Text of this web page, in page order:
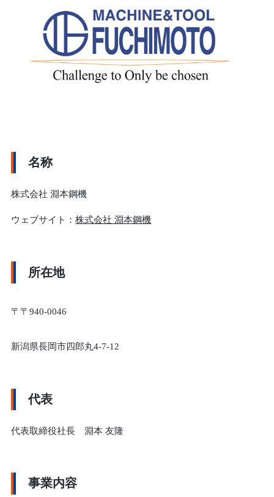
名称
株式会社 淵本鋼機
ウェブサイト：株式会社 淵本鋼機
所在地
〒〒940-0046
新潟県長岡市四郎丸4-7-12
代表
代表取締役社長 淵本 友隆
事業内容